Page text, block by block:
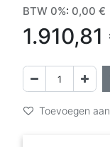
BTW 0%: 0,00 €
1.910,81
Toevoegen